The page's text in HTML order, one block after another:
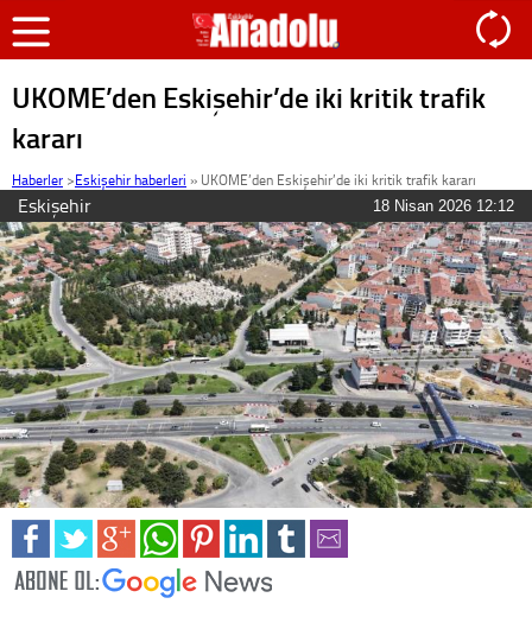
UKOME’den Eskişehir’de iki kritik trafik
kararı
Haberler >Eskişehir haberleri » UKOME’den Eskişehir’de iki kritik trafik kararı
Eskişehir 18 Nisan 2026 12:12